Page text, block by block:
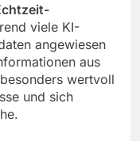
viele KI-
angewiesen
aus
wertvoll
und sich